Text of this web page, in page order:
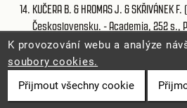
KUČERA B. & HROMAS J. &
Československu. - Academia, 252 s.,
LOŽEK V. (1981): Příroda ve
LOŽEK V. (2007): Zrcadlo minulosti.
kvartéru. – Dokořán, 198 s., Praha.
K provozování webu a analýze
soubory cookies.
Přijmout všechny cookie